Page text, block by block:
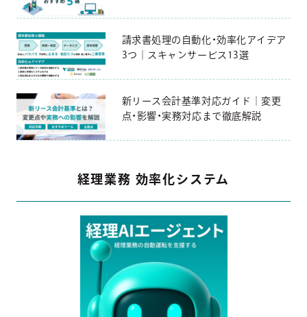
請求書処理の自動化・効率化アイデア
3つ｜スキャンサービス13選
新リース会計基準対応ガイド｜変更
点・影響・実務対応まで徹底解説
経理業務 効率化システム